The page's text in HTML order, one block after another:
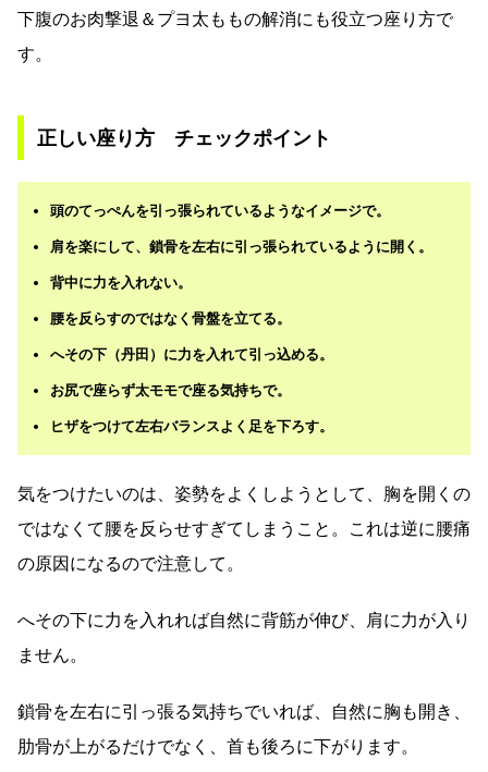
下腹のお肉撃退＆プヨ太ももの解消にも役立つ座り方で
す。
正しい座り方 チェックポイント
頭のてっぺんを引っ張られているようなイメージで。
肩を楽にして、鎖骨を左右に引っ張られているように開く。
背中に力を入れない。
腰を反らすのではなく骨盤を立てる。
へその下（丹田）に力を入れて引っ込める。
お尻で座らず太モモで座る気持ちで。
ヒザをつけて左右バランスよく足を下ろす。
気をつけたいのは、姿勢をよくしようとして、胸を開くの
ではなくて腰を反らせすぎてしまうこと。これは逆に腰痛
の原因になるので注意して。
へその下に力を入れれば自然に背筋が伸び、肩に力が入り
ません。
鎖骨を左右に引っ張る気持ちでいれば、自然に胸も開き、
肋骨が上がるだけでなく、首も後ろに下がります。